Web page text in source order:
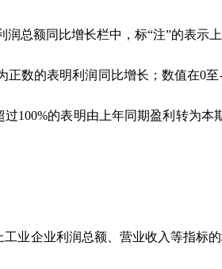
总额同比增长栏中，标“注”的表示
正数的表明利润同比增长；数值在0
过100%的表明由上年同期盈利转为
企业利润总额、营业收入等指标的